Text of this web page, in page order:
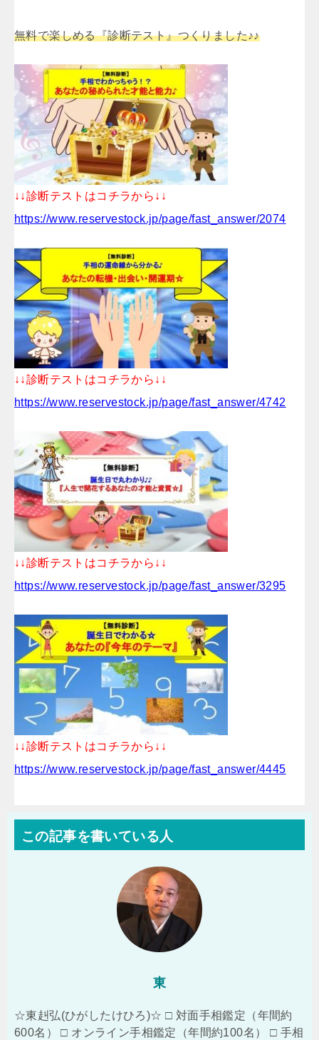
無料で楽しめる『診断テスト』つくりました♪♪
↓↓診断テストはコチラから↓↓
https://www.reservestock.jp/page/fast_answer/2074
↓↓診断テストはコチラから↓↓
https://www.reservestock.jp/page/fast_answer/4742
↓↓診断テストはコチラから↓↓
https://www.reservestock.jp/page/fast_answer/3295
↓↓診断テストはコチラから↓↓
https://www.reservestock.jp/page/fast_answer/4445
この記事を書いている人
東
☆東赳弘(ひがしたけひろ)☆ □ 対面手相鑑定（年間約
600名） □ オンライン手相鑑定（年間約100名） □ 手相